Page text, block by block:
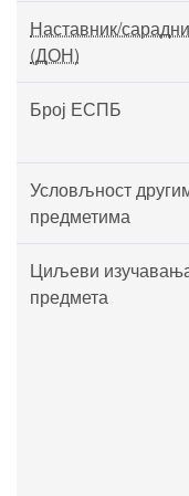
Наставник/
(ДОН)
Број ЕСПБ
Условљност
предметима
Циљеви
предмета